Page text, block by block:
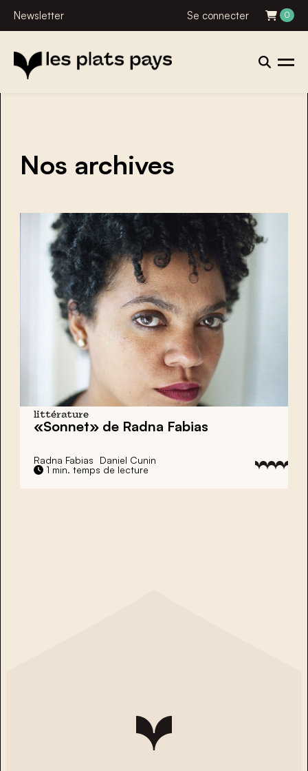
Newsletter Se connecter 0
Nos archives
littérature
«Sonnet» de Radna Fabias
Radna Fabias
Daniel Cunin
1 min. temps de lecture